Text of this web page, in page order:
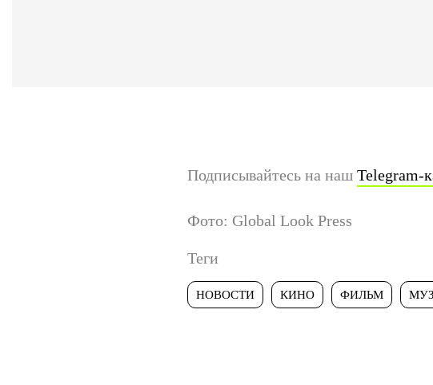
Подписывайтесь на наш Telegram-
Фото: Global Look Press
Теги
НОВОСТИ КИНО ФИЛЬМ